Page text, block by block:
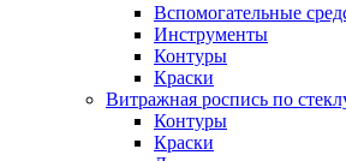
Вспомогательные
Инструменты
Контуры
Краски
Витражная роспись по
Контуры
Краски